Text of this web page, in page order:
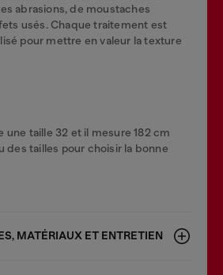
abrasions, de moustaches
usés. Chaque traitement est
pour mettre en valeur la texture
une taille 32 et il mesure 182 cm
des tailles pour choisir la bonne
MATÉRIAUX ET ENTRETIEN